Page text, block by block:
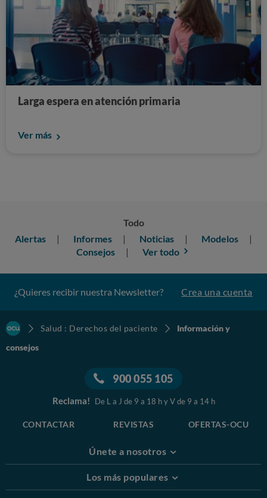
Larga espera en atención primaria
Ver más
Todo
Alertas
Informes Noticias
Modelos
Consejos
Ver todo
¿Quieres recibir nuestra Newsletter? Crea una cuenta
Salud : Derechos del paciente
Información y
consejos
900 055 105
Reclama! De L a J de 9 a 18 h y V de 9 a 14 h
CONTACTAR REVISTAS OFERTAS-OCU
Únete a nosotros
Los más populares